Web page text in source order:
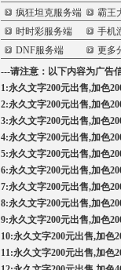
疯狂坦克服务端
霸王
时时彩服务端
手机
DNF服务端
更多
---请注意：以下内容为广告
1:永久文字200元出售,加色
2:永久文字200元出售,加色
3:永久文字200元出售,加色
4:永久文字200元出售,加色
5:永久文字200元出售,加色
6:永久文字200元出售,加色
7:永久文字200元出售,加色
8:永久文字200元出售,加色
9:永久文字200元出售,加色
10:永久文字200元出售,加色
11:永久文字200元出售,加色